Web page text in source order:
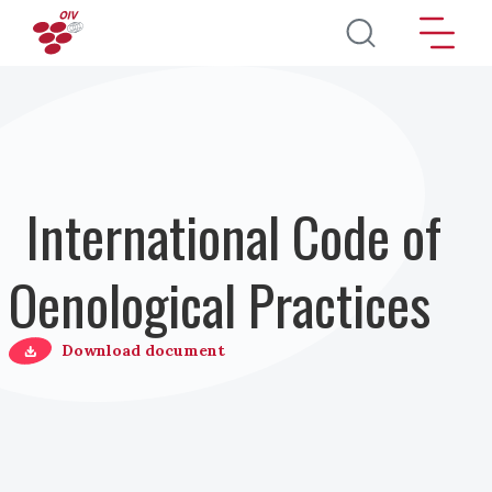
Pasar al contenido principal
International Code of
Oenological Practices
Download document